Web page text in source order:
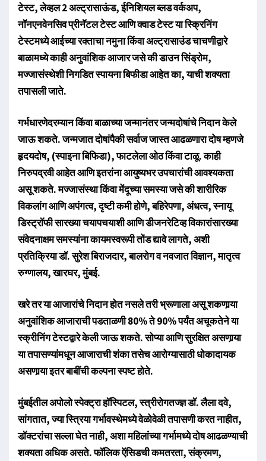
टेस्ट, लेव्हल 2 अल्ट्रासाऊंड, ईनिशियल ब्लड वर्कअप,
नॉनएनवेनसिव प्रीनॅटल टेस्ट आणि क्वाड टेस्ट या स्क्रिनिंग
टेस्टमध्ये आईच्या रक्ताचा नमुना किंवा अल्ट्रासाउंड चाचणीद्वारे
बाळामध्ये काही अनुवांशिक आजार जसे की डाउन सिंड्रोम,
मज्जासंस्थेशी निगडित स्पायना बिफीडा आहेत का, याची शक्यता
तपासली जाते.
गर्भधारणेदरम्यान किंवा बाळाच्या जन्मानंतर जन्मदोषांचे निदान केले
जाऊ शकते. जन्मजात दोषांपैकी सर्वाज जास्त आढळणारा दोष म्हणजे
हृदयदोष, (स्पाइना बिफिडा), फाटलेला ओठ किंवा टाळू. काही
निरुपद्रवी आहेत आणि इतरांना आयुष्यभर उपचारांची आवश्यकता
असू शकते. मज्जासंस्था किंवा मेंदूच्या समस्या जसे की शारीरिक
विकलांग आणि अपंगत्व, दृष्टी कमी होणे, बहिरेपणा, अंधत्व, स्नायू
डिस्ट्रॉफी सारख्या चयापचयाशी आणि डीजनरेटिव्ह विकारांसारख्या
संवेदनाक्षम समस्यांना कायमस्वरूपी तोंड द्यावे लागते, अशी
प्रतिक्रिया डॉ. सुरेश बिराजदार, बालरोग व नवजात विज्ञान, मातृत्व
रुग्णालय, खारघर, मुंबई.
खरे तर या आजारांचे निदान होत नसले तरी भ्रूणाला असू शकणार्‍या
अनुवांशिक आजाराची पडताळणी 80% ते 90% पर्यंत अचूकतेने या
स्क्रीनिंग टेस्टद्वारे केली जाऊ शकते. सोप्या आणि सुरक्षित असणार्‍या
या तपासण्यांमधून आजाराची शंका तसेच आरोग्यासाठी धोकादायक
असणार्‍या इतर बाबींची कल्पना स्पष्ट होते.
मुंबईतील अपोलो स्पेक्ट्रा हॉस्पिटल, स्त्रीरोगतज्ज्ञ डॉ. लैला दवे,
सांगतात, ज्या स्त्रिया गर्भावस्थेमध्ये वेळोवेळी तपासणी करत नाहीत,
डॉक्टरांचा सल्ला घेत नाही, अशा महिलांच्या गर्भामध्ये दोष आढळण्याची
शक्यता अधिक असते. फॉलिक ऍसिडची कमतरता, संक्रमण,